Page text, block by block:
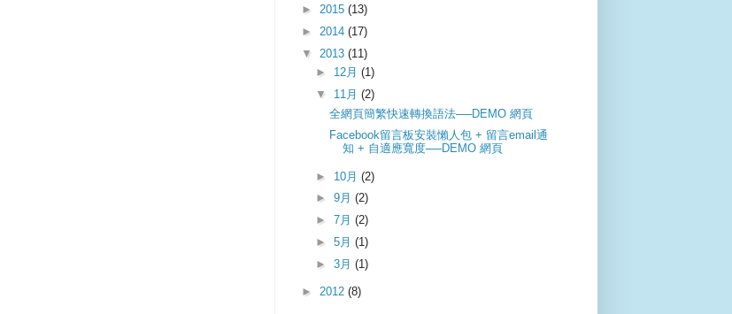
► 2015 (13)
► 2014 (17)
▼ 2013 (11)
► 12月 (1)
▼ 11月 (2)
全網頁簡繁快速轉換語法──DEMO 網頁
Facebook留言板安裝懶人包 + 留言email通
知 + 自適應寬度──DEMO 網頁
► 10月 (2)
► 9月 (2)
► 7月 (2)
► 5月 (1)
► 3月 (1)
► 2012 (8)